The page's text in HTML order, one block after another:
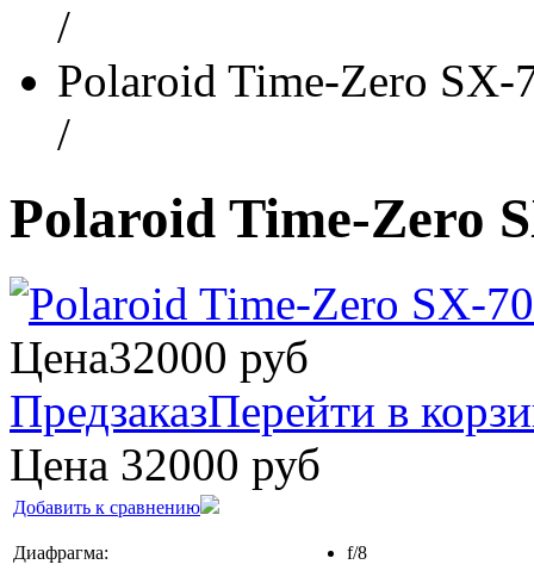
/
Polaroid Time-Zero SX-
/
Polaroid Time-Zero
Цена32000 руб
ПредзаказПерейти в
Цена 32000 руб
Добавить к сравнению
Диафрагма: f/8